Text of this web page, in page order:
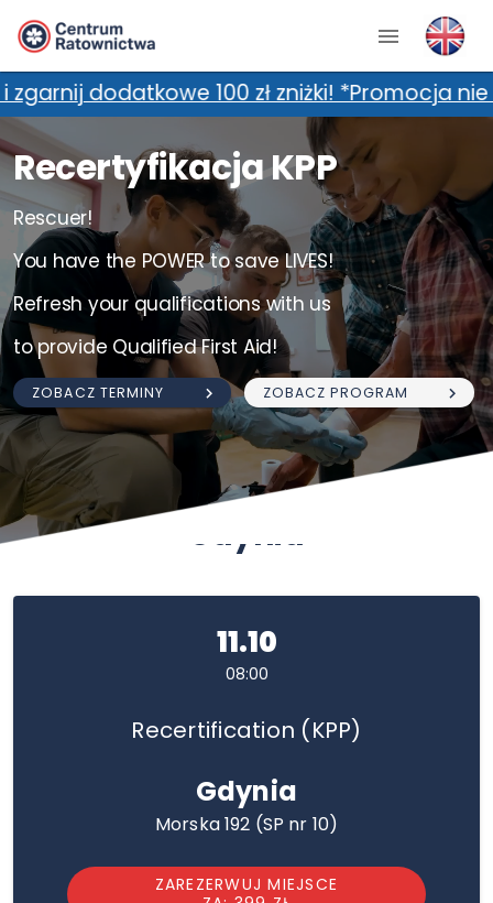
100 zł zniżki! *Promocja nie łączy
Recertyfikacja KPP
Rescuer!
You have the POWER to save LIVES!
Refresh your qualifications with us
to provide Qualified First Aid!
ZOBACZ TERMINY ZOBACZ PROGRAM
Gdynia
11.10
08:00
Recertification (KPP)
Gdynia
Morska 192 (SP nr 10)
ZAREZERWUJ MIEJSCE